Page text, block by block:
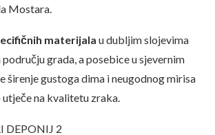
Mostara.
materijala u dubljim slojevima
grada, a posebice u sjevernim
širenje gustoga dima i neugodnog mirisa
na kvalitetu zraka.